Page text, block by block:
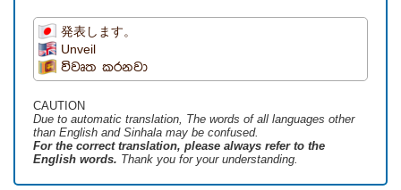
発表します。
Unveil
විවෘත කරනවා
CAUTION
Due to automatic translation, The words of all languages ​​other
than English and Sinhala may be confused.
For the correct translation, please always refer to the
English words. Thank you for your understanding.